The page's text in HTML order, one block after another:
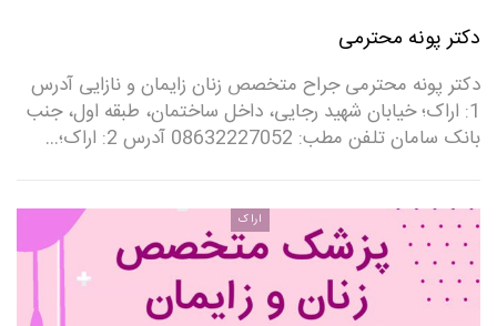
دکتر پونه محترمی
دکتر پونه محترمی جراح متخصص زنان زایمان و نازایی آدرس
1: اراک؛ خیابان شهید رجایی، داخل ساختمان، طبقه اول، جنب
بانک سامان تلفن مطب: 08632227052 ‌آدرس 2: اراک؛…
اراک